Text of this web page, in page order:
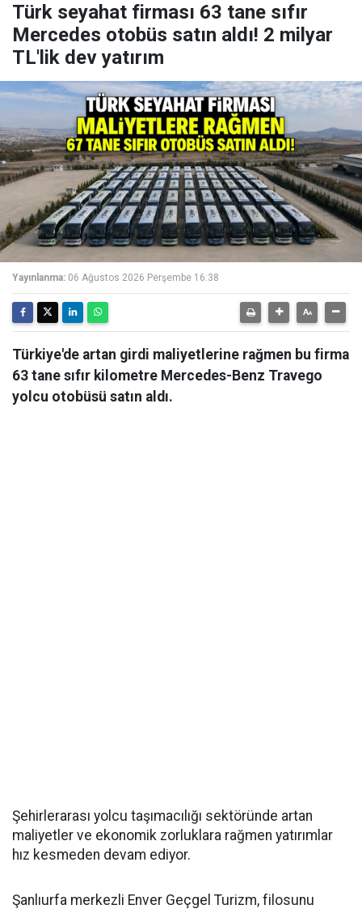
Türk seyahat firması 63 tane sıfır
Mercedes otobüs satın aldı! 2 milyar
TL'lik dev yatırım
Yayınlanma: 06 Ağustos 2026 Perşembe 16:38
Türkiye'de artan girdi maliyetlerine rağmen bu firma
63 tane sıfır kilometre Mercedes-Benz Travego
yolcu otobüsü satın aldı.
Şehirlerarası yolcu taşımacılığı sektöründe artan
maliyetler ve ekonomik zorluklara rağmen yatırımlar
hız kesmeden devam ediyor.
Şanlıurfa merkezli Enver Geçgel Turizm, filosunu